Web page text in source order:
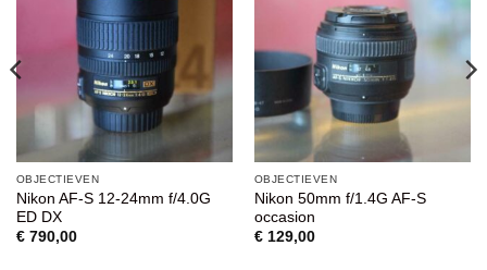
AAN
WENSENLIJST
OBJECTIEVEN
Nikon AF-S 12-24mm f/4.0G
ED DX
€790,00
VOEG TOE
AAN
WENSENLIJST
OBJECTIEVEN
Nikon 50mm f/1.4G AF-S
occasion
€129,00